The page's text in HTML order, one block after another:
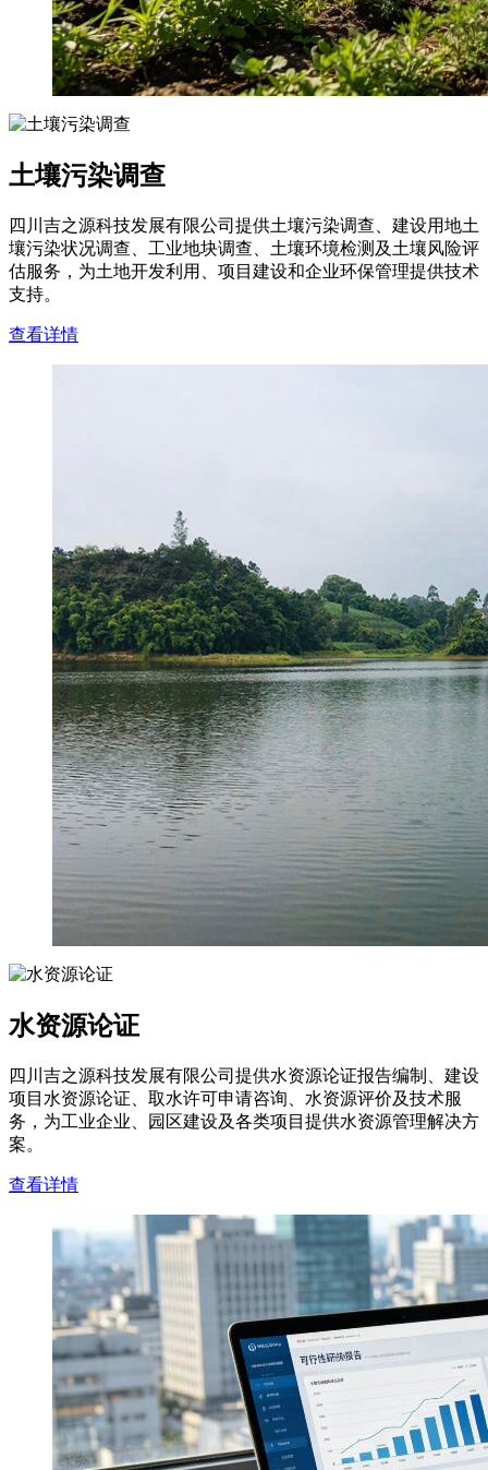
土壤污染调查
四川吉之源科技发展有限公司提供土壤污染调查、建设用地土
壤污染状况调查、工业地块调查、土壤环境检测及土壤风险评
估服务，为土地开发利用、项目建设和企业环保管理提供技术
支持。
查看详情
水资源论证
四川吉之源科技发展有限公司提供水资源论证报告编制、建设
项目水资源论证、取水许可申请咨询、水资源评价及技术服
务，为工业企业、园区建设及各类项目提供水资源管理解决方
案。
查看详情